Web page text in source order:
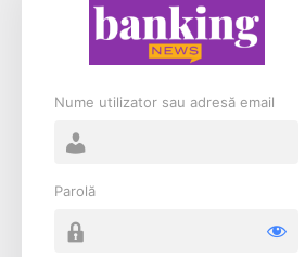
Nume utilizator sau adresă email
Parolă